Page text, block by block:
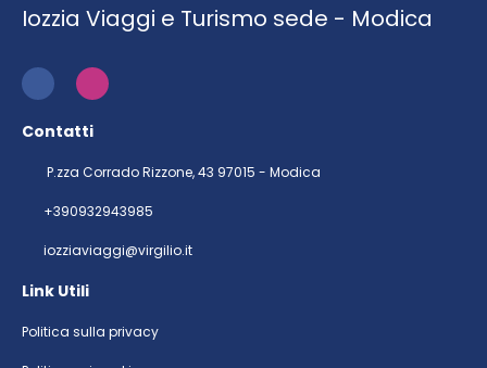
Iozzia Viaggi e Turismo sede - Modica
Contatti
P.zza Corrado Rizzone, 43 97015 - Modica
+390932943985
iozziaviaggi@virgilio.it
Link Utili
Politica sulla privacy